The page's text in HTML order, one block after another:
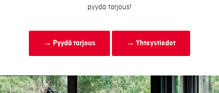
pyydä tarjous!
→ Pyydä tarjous → Yhteystiedot